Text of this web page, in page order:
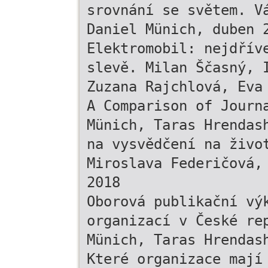
srovnání se světem.
Daniel Münich, duben
Elektromobil:
slevě. Milan Ščasný,
Zuzana Rajchlová,
A Comparison of
Münich, Taras
na vysvědčení na
Miroslava
2018
Oborová publikační
organizací v České
Münich, Taras
Které organizace